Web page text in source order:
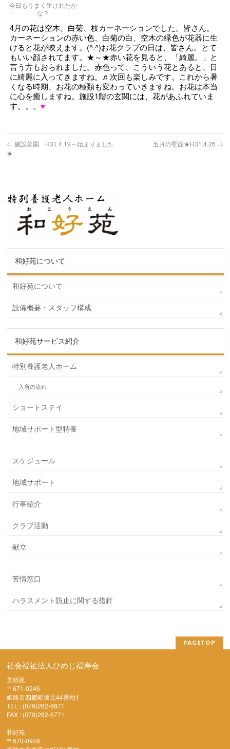
今日もうまく生けれたか
な？
4月の花は空木、白菊、枝カーネーションでした。皆さん。
カーネーションの赤い色、白菊の白、空木の緑色が花器に生
けると花が映えます。(^.^)お花クラブの日は、皆さん。とて
もいい顔されてます。★～★赤い花を見ると、「綺麗。」と
言う方もおられました。赤色って、こういう花とあると、目
に綺麗に入ってきますね。♬次回も楽しみです。これから暑
くなる時期、お花の種類も変わっていきますね。お花は本当
に心を癒しますね。施設1階の玄関には、花があふれていま
す。。。♥
← 施設菜園 H31.4.19～始まりました
★
五月の壁面★H31.4.26 →
和好苑について
和好苑について
設備概要・スタッフ構成
和好苑サービス紹介
特別養護老人ホーム
入所の流れ
ショートステイ
地域サポート型特養
スケジュール
地域サポート
行事紹介
クラブ活動
献立
苦情窓口
ハラスメント防止に関する指針
PAGETOP
社会福祉法人ひめじ福寿会
美郷苑
〒671-0246
姫路市四郷町坂元44番地1
TEL : (079)262-6671
FAX : (079)262-6771
和好苑
〒670-0948